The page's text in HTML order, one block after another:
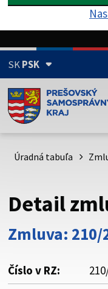
SKPSK
Doména psk.sk je
Toto je oficiálna
psk.sk.
Buďte pozorní a vždy
cez zabezpečenú
vždy začína https://
Úradná tabuľa
Detail
Zmluva: 210/
Číslo v RZ: